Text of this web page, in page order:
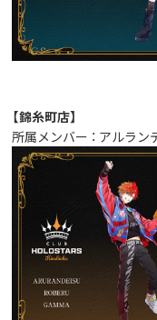
【錦糸町店】
所属メンバー ： アルラン